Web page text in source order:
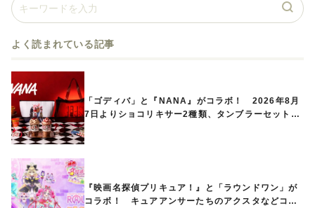
よく読まれている記事
「ゴディバ」と『NANA』がコラボ！ 2026年8月
7日よりショコリキサー2種類、タンブラーセットな
『映画名探偵プリキュア！』と「ラウンドワン」が
コラボ！ キュアアンサーたちのアクスタなどコラ